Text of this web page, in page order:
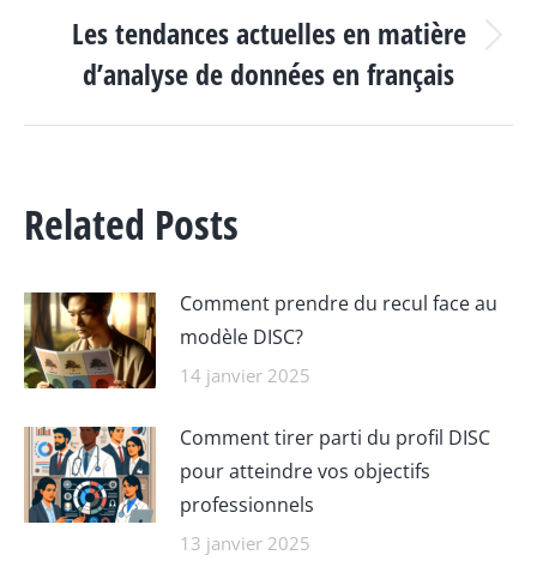
Article
suivant
:
Les tendances actuelles en matière
d’analyse de données en français
Related Posts
Comment prendre du recul face au
modèle DISC?
14 janvier 2025
Comment tirer parti du profil DISC
pour atteindre vos objectifs
professionnels
13 janvier 2025